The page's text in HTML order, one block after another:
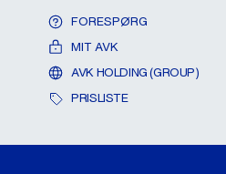
FORESPØRG
MIT AVK
AVK HOLDING (GROUP)
PRISLISTE